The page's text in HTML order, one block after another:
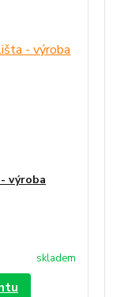
výroba
skladem